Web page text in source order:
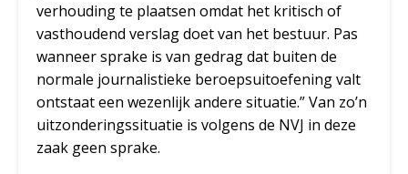
verhouding te plaatsen omdat het kritisch of
vasthoudend verslag doet van het bestuur. Pas
wanneer sprake is van gedrag dat buiten de
normale journalistieke beroepsuitoefening valt
ontstaat een wezenlijk andere situatie.” Van zo’n
uitzonderingssituatie is volgens de NVJ in deze
zaak geen sprake.